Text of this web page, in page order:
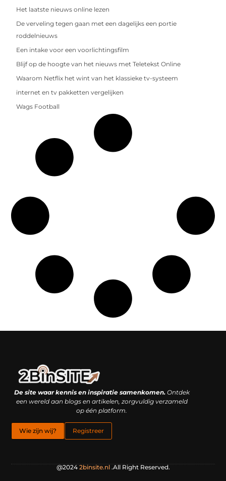
Het laatste nieuws online lezen
De verveling tegen gaan met een dagelijks een portie
roddelnieuws
Een intake voor een voorlichtingsfilm
Blijf op de hoogte van het nieuws met Teletekst Online
Waarom Netflix het wint van het klassieke tv-systeem
internet en tv pakketten vergelijken
Wags Football
De site waar kennis en inspiratie samenkomen.Ontdek
een wereld aan blogs en artikelen, zorgvuldig verzameld
op één platform.
Wie zijn wij? Registreer
@2024 2binsite.nl.All Right Reserved.